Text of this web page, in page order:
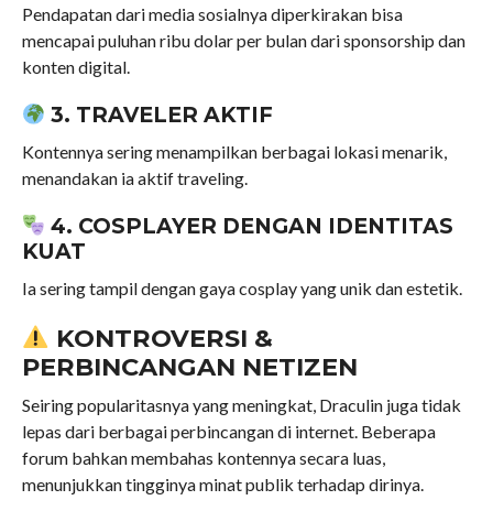
Pendapatan dari media sosialnya diperkirakan bisa
mencapai puluhan ribu dolar per bulan dari sponsorship dan
konten digital.
3. TRAVELER AKTIF
Kontennya sering menampilkan berbagai lokasi menarik,
menandakan ia aktif traveling.
4. COSPLAYER DENGAN IDENTITAS
KUAT
Ia sering tampil dengan gaya cosplay yang unik dan estetik.
KONTROVERSI &
PERBINCANGAN NETIZEN
Seiring popularitasnya yang meningkat, Draculin juga tidak
lepas dari berbagai perbincangan di internet. Beberapa
forum bahkan membahas kontennya secara luas,
menunjukkan tingginya minat publik terhadap dirinya.